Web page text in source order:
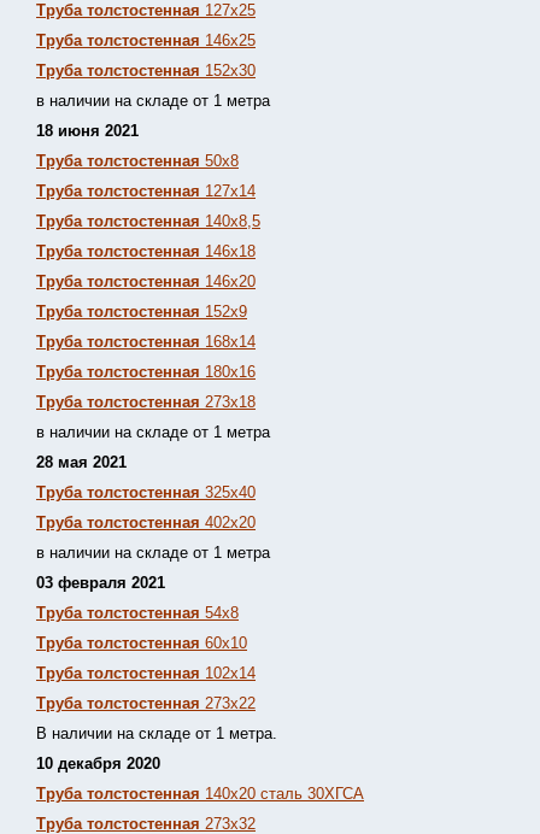
Труба толстостенная 127х25
Труба толстостенная 146х25
Труба толстостенная 152х30
в наличии на складе от 1 метра
18 июня 2021
Труба толстостенная 50х8
Труба толстостенная 127х14
Труба толстостенная 140х8,5
Труба толстостенная 146х18
Труба толстостенная 146х20
Труба толстостенная 152х9
Труба толстостенная 168х14
Труба толстостенная 180х16
Труба толстостенная 273х18
в наличии на складе от 1 метра
28 мая 2021
Труба толстостенная 325х40
Труба толстостенная 402х20
в наличии на складе от 1 метра
03 февраля 2021
Труба толстостенная 54х8
Труба толстостенная 60х10
Труба толстостенная 102х14
Труба толстостенная 273х22
В наличии на складе от 1 метра.
10 декабря 2020
Труба толстостенная 140х20 сталь 30ХГСА
Труба толстостенная 273х32